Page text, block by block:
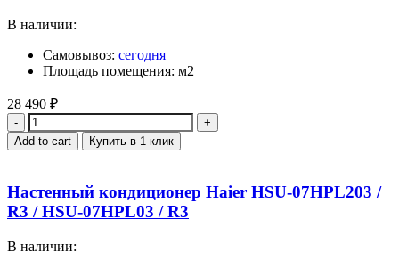
В наличии:
Самовывоз: сегодня
Площадь помещения: м2
28 490 ₽
Quantity
Add to cart Купить в 1 клик
Настенный кондиционер Haier HSU-07HPL203 /
R3 / HSU-07HPL03 / R3
В наличии: